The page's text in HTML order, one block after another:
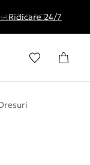
250 RON
- Ridicare 24/7